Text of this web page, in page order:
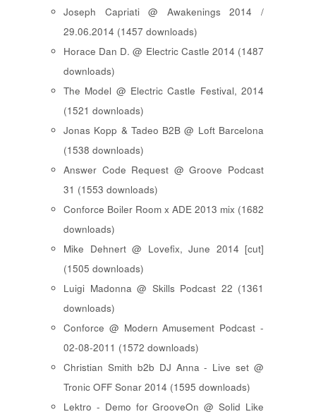
Joseph Capriati @ Awakenings 2014 /
29.06.2014 (1457 downloads)
Horace Dan D. @ Electric Castle 2014 (1487
downloads)
The Model @ Electric Castle Festival, 2014
(1521 downloads)
Jonas Kopp & Tadeo B2B @ Loft Barcelona
(1538 downloads)
Answer Code Request @ Groove Podcast
31 (1553 downloads)
Conforce Boiler Room x ADE 2013 mix (1682
downloads)
Mike Dehnert @ Lovefix, June 2014 [cut]
(1505 downloads)
Luigi Madonna @ Skills Podcast 22 (1361
downloads)
Conforce @ Modern Amusement Podcast -
02-08-2011 (1572 downloads)
Christian Smith b2b DJ Anna - Live set @
Tronic OFF Sonar 2014 (1595 downloads)
Lektro - Demo for GrooveOn @ Solid Like